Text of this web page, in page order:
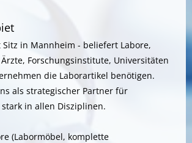
in Mannheim - beliefert Labore,
Forschungsinstitute, Universitäten
die Laborartikel benötigen.
als strategischer Partner für
in allen Disziplinen.
(Labormöbel, komplette